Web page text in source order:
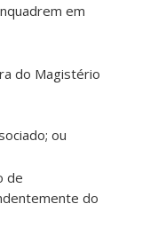
em
do Magistério
ou
de
do